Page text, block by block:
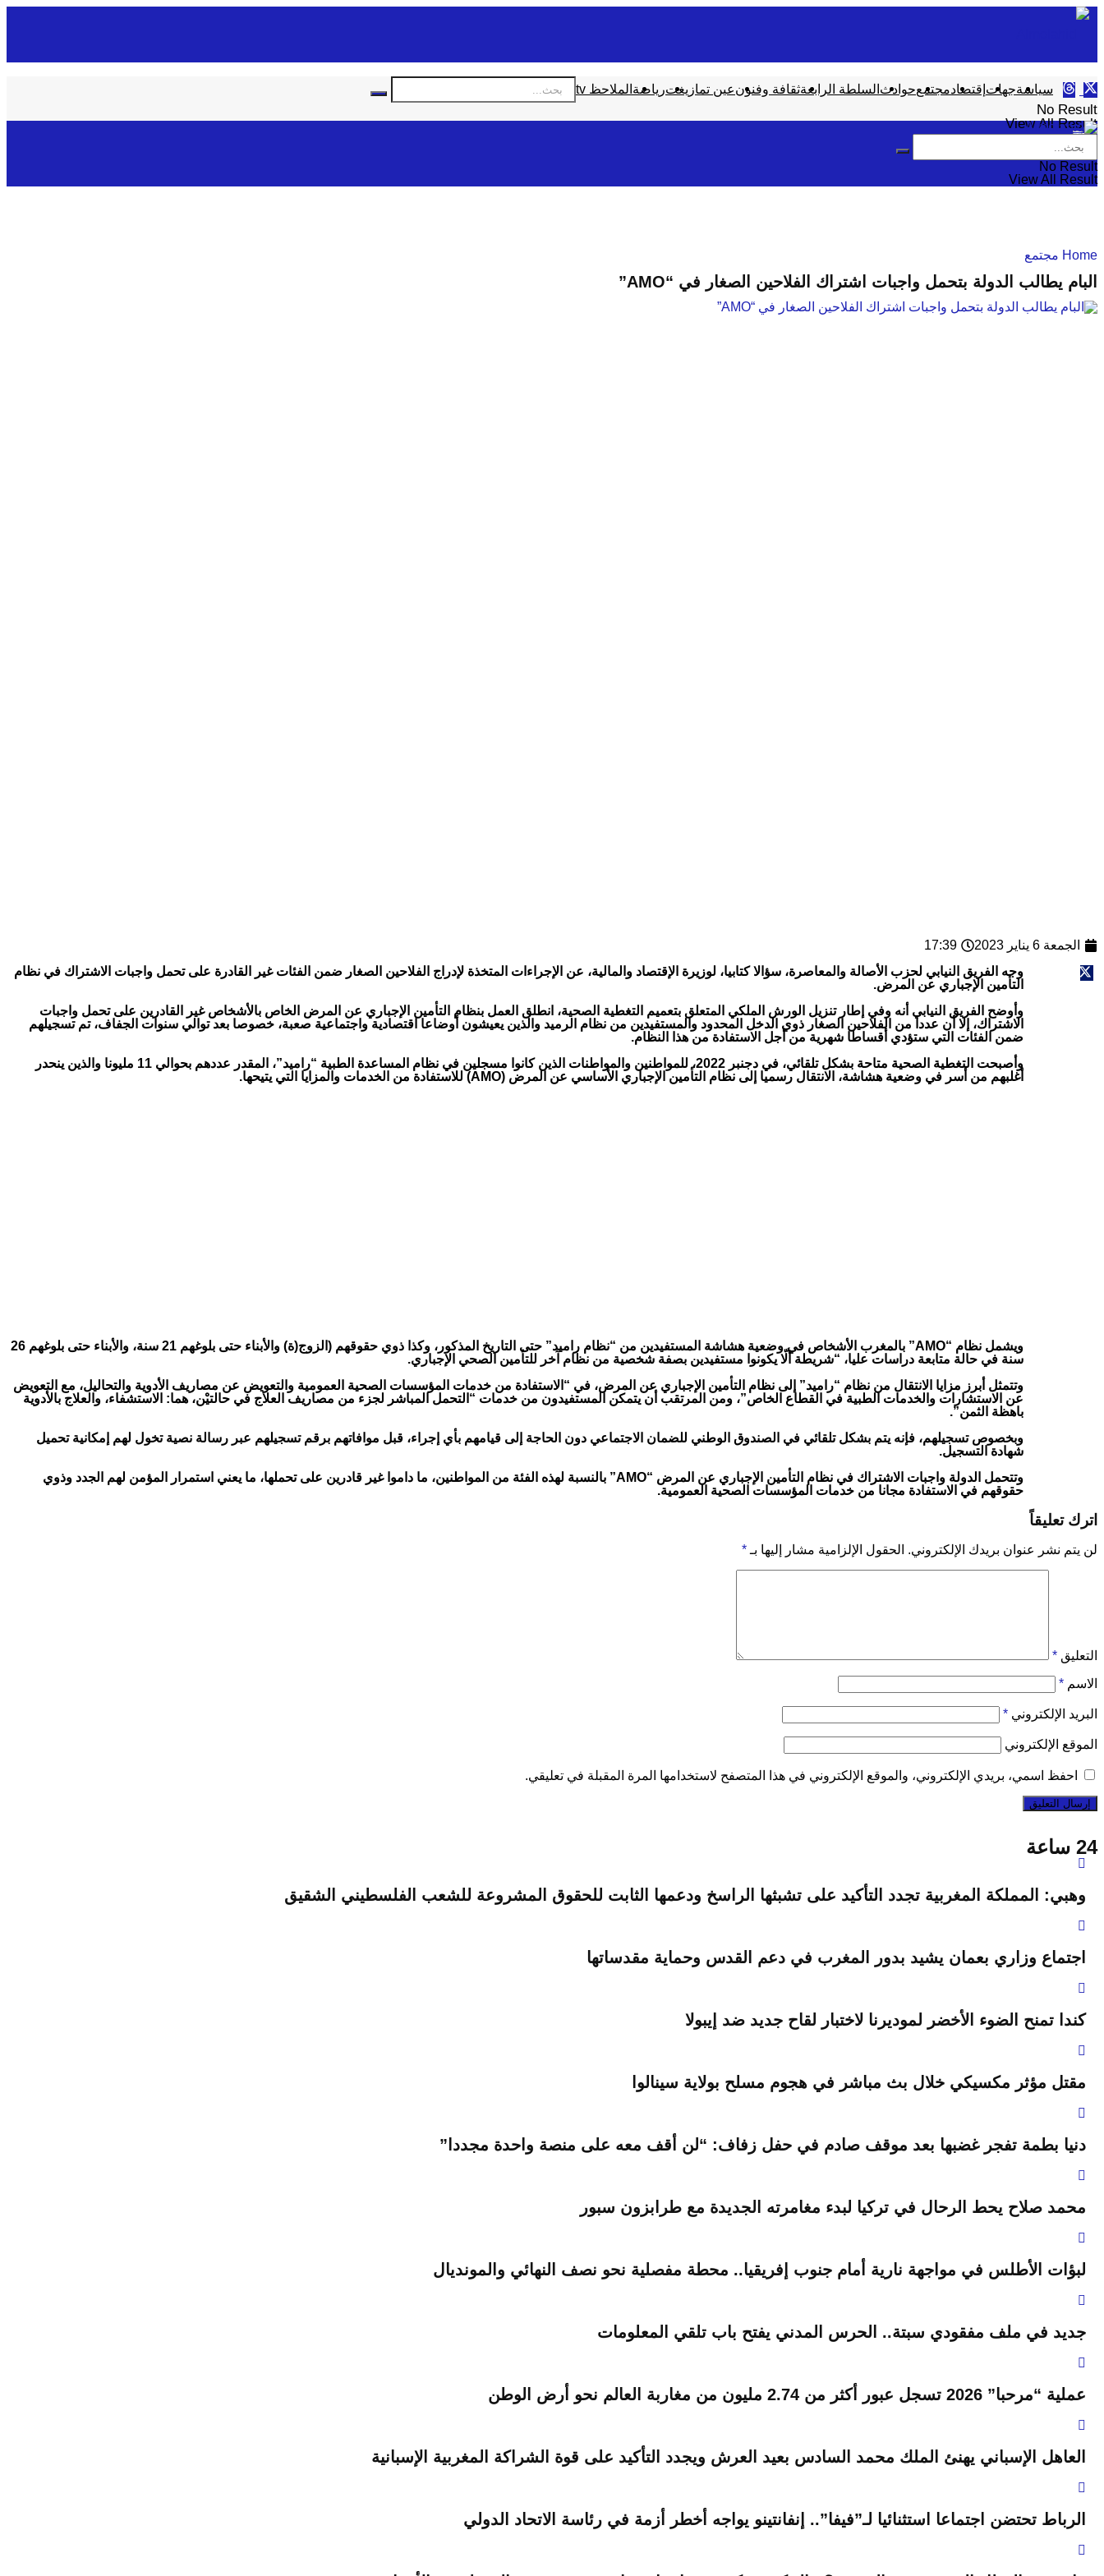
سياسةجهات إقتصادمجتمعحوادث السلطة الرابعةثقافة وفنونعين تمازيغترياضة الملاحظ tv
No Result
View All Result
No Result
View All Result
Home مجتمع
البام يطالب الدولة بتحمل واجبات اشتراك الفلاحين الصغار في “AMO”
الجمعة 6 يناير 2023
17:39
وجه الفريق النيابي لحزب الأصالة والمعاصرة، سؤالا كتابيا، لوزيرة الإقتصاد والمالية، عن الإجراءات المتخذة لإدراج الفلاحين الصغار ضمن الفئات غير القادرة على تحمل واجبات الاشتراك في نظام
التأمين الإجباري عن المرض.
وأوضح الفريق النيابي أنه وفي إطار تنزيل الورش الملكي المتعلق بتعميم التغطية الصحية، انطلق العمل بنظام التأمين الإجباري عن المرض الخاص بالأشخاص غير القادرين على تحمل واجبات
الاشتراك، إلا أن عددا من الفلاحين الصغار ذوي الدخل المحدود والمستفيدين من نظام الرميد والذين يعيشون أوضاعا اقتصادية واجتماعية صعبة، خصوصا بعد توالي سنوات الجفاف، تم تسجيلهم
ضمن الفئات التي ستؤدي أقساطا شهرية من أجل الاستفادة من هذا النظام.
وأصبحت التغطية الصحية متاحة بشكل تلقائي، في دجنبر 2022، للمواطنين والمواطنات الذين كانوا مسجلين في نظام المساعدة الطبية “راميد”، المقدر عددهم بحوالي 11 مليونا والذين ينحدر
أغلبهم من أسر في وضعية هشاشة، الانتقال رسميا إلى نظام التأمين الإجباري الأساسي عن المرض (AMO) للاستفادة من الخدمات والمزايا التي يتيحها.
ويشمل نظام “AMO” بالمغرب الأشخاص في وضعية هشاشة المستفيدين من “نظام راميد” حتى التاريخ المذكور، وكذا ذوي حقوقهم (الزوج(ة) والأبناء حتى بلوغهم 21 سنة، والأبناء حتى بلوغهم 26
سنة في حالة متابعة دراسات عليا، “شريطة ألّا يكونوا مستفيدين بصفة شخصية من نظام آخر للتأمين الصحي الإجباري.
وتتمثل أبرز مزايا الانتقال من نظام “راميد” إلى نظام التأمين الإجباري عن المرض، في “الاستفادة من خدمات المؤسسات الصحية العمومية والتعويض عن مصاريف الأدوية والتحاليل، مع التعويض
عن الاستشارات والخدمات الطبية في القطاع الخاص”، ومن المرتقب أن يتمكن المستفيدون من خدمات “التحمل المباشر لجزء من مصاريف العلاج في حالتيْن، هما: الاستشفاء، والعلاج بالأدوية
باهظة الثمن”.
وبخصوص تسجيلهم، فإنه يتم بشكل تلقائي في الصندوق الوطني للضمان الاجتماعي دون الحاجة إلى قيامهم بأي إجراء، قبل موافاتهم برقم تسجيلهم عبر رسالة نصية تخول لهم إمكانية تحميل
شهادة التسجيل.
وتتحمل الدولة واجبات الاشتراك في نظام التأمين الإجباري عن المرض “AMO” بالنسبة لهذه الفئة من المواطنين، ما داموا غير قادرين على تحملها، ما يعني استمرار المؤمن لهم الجدد وذوي
حقوقهم في الاستفادة مجانا من خدمات المؤسسات الصحية العمومية.
اترك تعليقاً
لن يتم نشر عنوان بريدك الإلكتروني. الحقول الإلزامية مشار إليها بـ *
التعليق *
الاسم *
البريد الإلكتروني *
الموقع الإلكتروني
احفظ اسمي، بريدي الإلكتروني، والموقع الإلكتروني في هذا المتصفح لاستخدامها المرة المقبلة في تعليقي.
24 ساعة
وهبي: المملكة المغربية تجدد التأكيد على تشبثها الراسخ ودعمها الثابت للحقوق المشروعة للشعب الفلسطيني الشقيق
اجتماع وزاري بعمان يشيد بدور المغرب في دعم القدس وحماية مقدساتها
كندا تمنح الضوء الأخضر لموديرنا لاختبار لقاح جديد ضد إيبولا
مقتل مؤثر مكسيكي خلال بث مباشر في هجوم مسلح بولاية سينالوا
دنيا بطمة تفجر غضبها بعد موقف صادم في حفل زفاف: “لن أقف معه على منصة واحدة مجددا”
محمد صلاح يحط الرحال في تركيا لبدء مغامرته الجديدة مع طرابزون سبور
لبؤات الأطلس في مواجهة نارية أمام جنوب إفريقيا.. محطة مفصلية نحو نصف النهائي والمونديال
جديد في ملف مفقودي سبتة.. الحرس المدني يفتح باب تلقي المعلومات
عملية “مرحبا” 2026 تسجل عبور أكثر من 2.74 مليون من مغاربة العالم نحو أرض الوطن
العاهل الإسباني يهنئ الملك محمد السادس بعيد العرش ويجدد التأكيد على قوة الشراكة المغربية الإسبانية
الرباط تحتضن اجتماعا استثنائيا لـ”فيفا”.. إنفانتينو يواجه أخطر أزمة في رئاسة الاتحاد الدولي